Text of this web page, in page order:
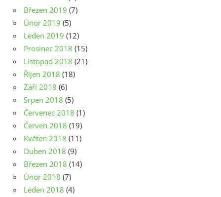
Březen 2019 (7)
Únor 2019 (5)
Leden 2019 (12)
Prosinec 2018 (15)
Listopad 2018 (21)
Říjen 2018 (18)
Září 2018 (6)
Srpen 2018 (5)
Červenec 2018 (1)
Červen 2018 (19)
Květen 2018 (11)
Duben 2018 (9)
Březen 2018 (14)
Únor 2018 (7)
Leden 2018 (4)